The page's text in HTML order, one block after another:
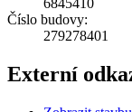
6845410
Číslo budovy:
279278401
Externí